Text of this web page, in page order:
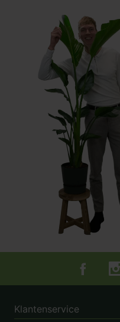
Klantenservice